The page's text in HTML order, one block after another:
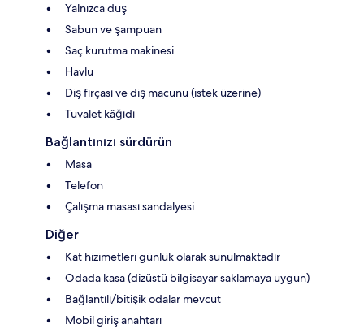
Yalnızca duş
Sabun ve şampuan
Saç kurutma makinesi
Havlu
Diş fırçası ve diş macunu (istek üzerine)
Tuvalet kâğıdı
Bağlantınızı sürdürün
Masa
Telefon
Çalışma masası sandalyesi
Diğer
Kat hizimetleri günlük olarak sunulmaktadır
Odada kasa (dizüstü bilgisayar saklamaya uygun)
Bağlantılı/bitişik odalar mevcut
Mobil giriş anahtarı